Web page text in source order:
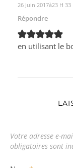
26 Juin 2017à23 H 33
Répondre
en utilisant le
Votre adresse e-
obligatoires sont